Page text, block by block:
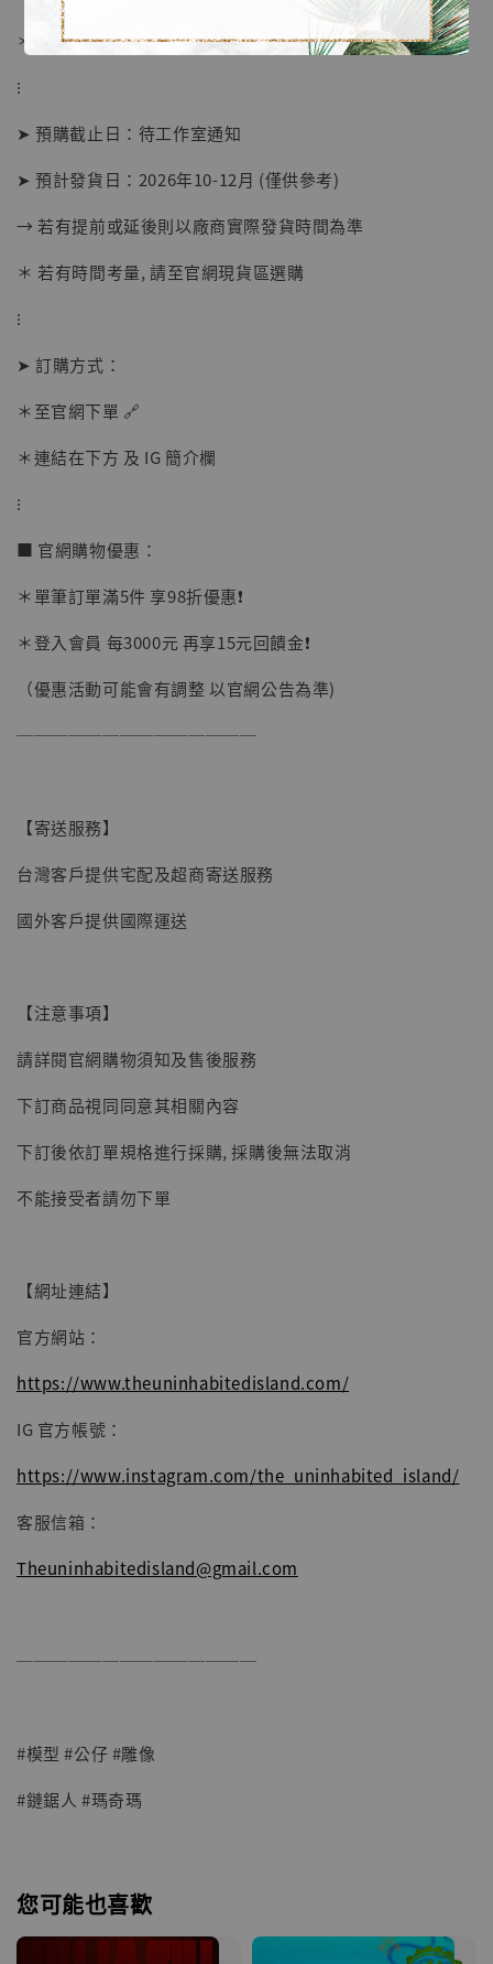
摩 [7STARS Studio]
子彈飛 鵝城縣長 張麻子 [BK01]
NT$ 5,300
＊ 刷卡免手續費
⁝
➤ 預購截止日：待工作室通知
➤ 預計發貨日：2026年10-12月 (僅供參考)
→ 若有提前或延後則以廠商實際發貨時間為準
＊ 若有時間考量, 請至官網現貨區選購
⁝
➤ 訂購方式：
＊至官網下單 🔗
＊連結在下方 及 IG 簡介欄
⁝
■ 官網購物優惠：
＊單筆訂單滿5件 享98折優惠❗️
＊登入會員 每3000元 再享15元回饋金❗️
（優惠活動可能會有調整 以官網公告為準)
──────────────
【寄送服務】
台灣客戶提供宅配及超商寄送服務
國外客戶提供國際運送
【注意事項】
請詳閱官網購物須知及售後服務
下訂商品視同同意其相關內容
下訂後依訂單規格進行採購, 採購後無法取消
不能接受者請勿下單
【網址連結】
官方網站：
https://www.theuninhabitedisland.com/
IG 官方帳號：
https://www.instagram.com/the_uninhabited_island/
客服信箱：
Theuninhabitedisland@gmail.com
──────────────
#模型 #公仔 #雕像
#鏈鋸人 #瑪奇瑪
您可能也喜歡